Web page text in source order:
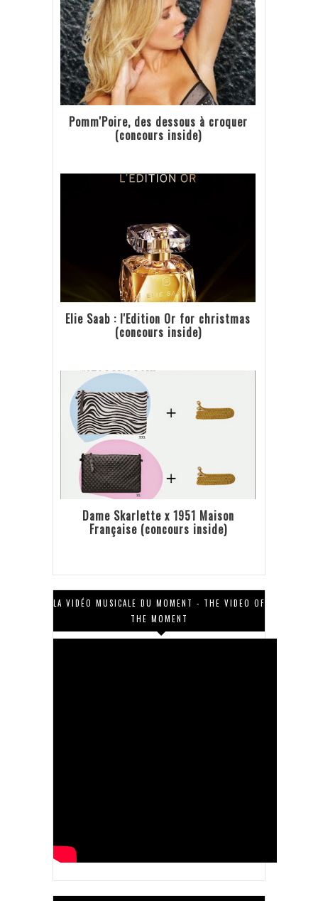
Pomm'Poire, des dessous à croquer
(concours inside)
Elie Saab : l'Edition Or for christmas
(concours inside)
Dame Skarlette x 1951 Maison
Française (concours inside)
LA VIDÉO MUSICALE DU MOMENT - THE VIDEO OF
THE MOMENT